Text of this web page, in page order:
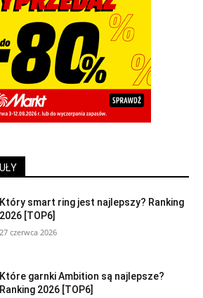
Który smart ring jest najlepszy? Ranking
2026 [TOP6]
27 czerwca 2026
Które garnki Ambition są najlepsze?
Ranking 2026 [TOP6]